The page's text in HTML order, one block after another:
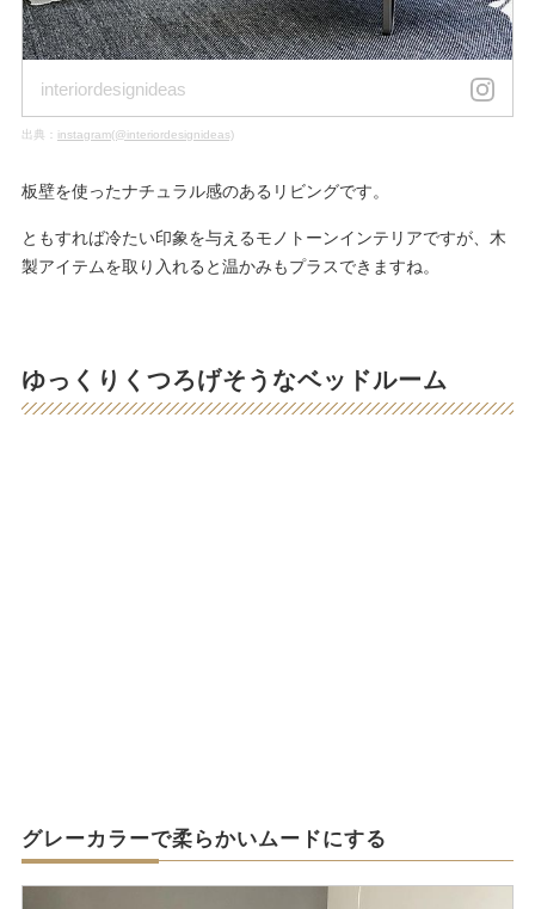
interiordesignideas
出典： instagram(@interiordesignideas)
板壁を使ったナチュラル感のあるリビングです。
ともすれば冷たい印象を与えるモノトーンインテリアですが、木
製アイテムを取り入れると温かみもプラスできますね。
ゆっくりくつろげそうなベッドルーム
グレーカラーで柔らかいムードにする